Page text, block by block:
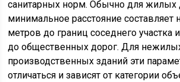
санитарных норм. Обычно для жилых
минимальное расстояние составляет
метров до границ соседнего участка
до общественных дорог. Для
производственных зданий эти
отличаться и зависят от категории